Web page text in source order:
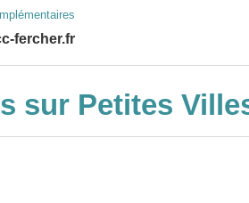
fercher.fr
sur Petites